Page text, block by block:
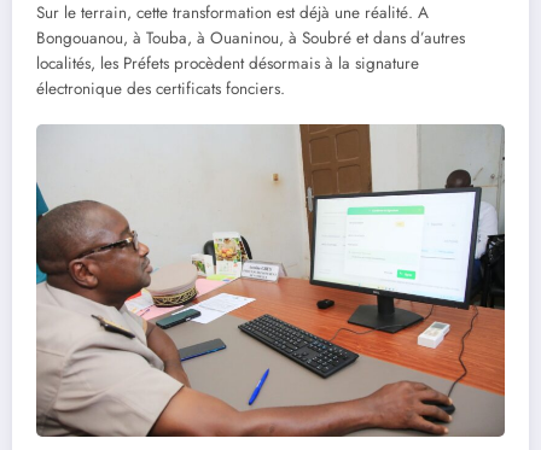
Sur le terrain, cette transformation est déjà une réalité. A
Bongouanou, à Touba, à Ouaninou, à Soubré et dans d’autres
localités, les Préfets procèdent désormais à la signature
électronique des certificats fonciers.